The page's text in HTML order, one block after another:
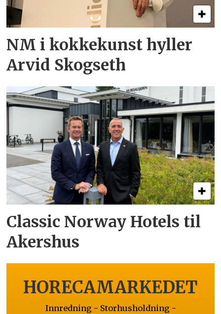
NM i kokkekunst hyller
Arvid Skogseth
Classic Norway Hotels til
Akershus
HORECAMARKEDET
Innredning - Storhusholdning -